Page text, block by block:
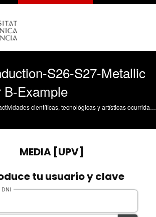
S26-S27-Metallic
B-Example
Divulgación de las actividades científicas, tecnológicas y artísticas ocurridas en los tres campus de la UPV